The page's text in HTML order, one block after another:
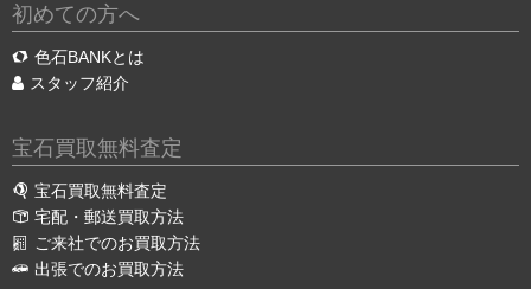
初めての方へ
色石BANKとは
スタッフ紹介
宝石買取無料査定
宝石買取無料査定
宅配・郵送買取方法
ご来社でのお買取方法
出張でのお買取方法